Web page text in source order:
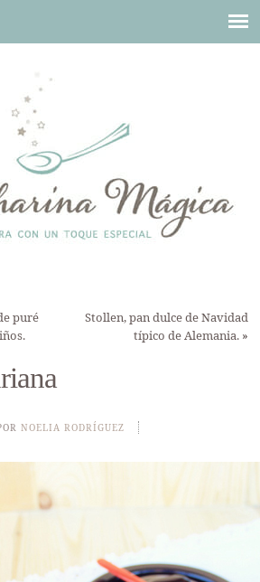
puré
Stollen, pan dulce de Navidad
típico de Alemania.»
NOELIA RODRÍGUEZ